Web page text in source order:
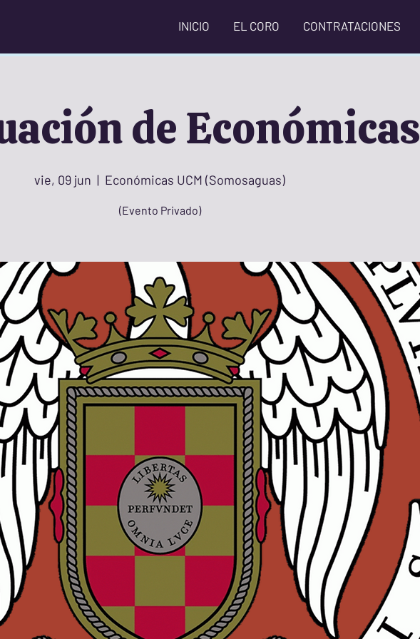
INICIO EL CORO CONTRATACIONES
de Económicas
vie, 09 jun
  |
Económicas UCM (Somosaguas)
(Evento Privado)